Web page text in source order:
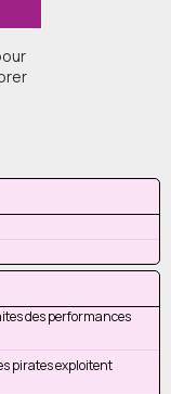
des performances
pirates exploitent